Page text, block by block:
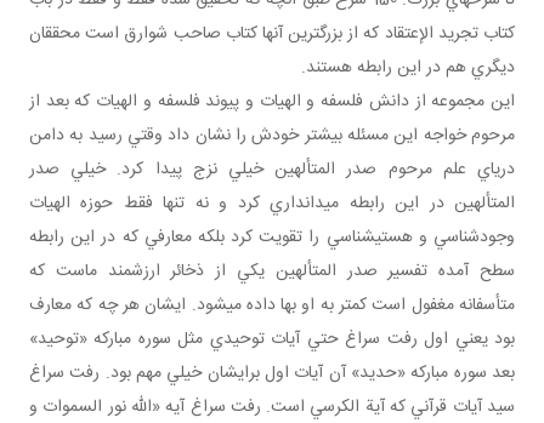
کتاب تجريد الإعتقاد که از بزرگ‎ترين آنها کتاب صاحب شوارق است محققان
ديگري هم در اين رابطه هستند.
اين مجموعه از دانش فلسفه و الهيات و پيوند فلسفه و الهيات که بعد از
مرحوم خواجه اين مسئله بيشتر خودش را نشان داد وقتي رسيد به دامن
درياي علم مرحوم صدر المتألهين خيلي نزج پيدا کرد. خيلي صدر
المتألهين در اين رابطه ميدان‎داري کرد و نه تنها فقط حوزه الهيات
وجودشناسي و هستي‎شناسي را تقويت کرد بلکه معارفي که در اين رابطه
سطح آمده تفسير صدر المتألهين يکي از ذخائر ارزشمند ماست که
متأسفانه مغفول است کمتر به او بها داده مي‎شود. ايشان هر چه که معارف
بود يعني اول رفت سراغ حتي آيات توحيدي مثل سوره مبارکه «توحيد»
بعد سوره مبارکه «حديد» آن آيات اول برايشان خيلي مهم بود. رفت سراغ
سيد آيات قرآني که آية الکرسي است. رفت سراغ آيه «الله نور السموات و